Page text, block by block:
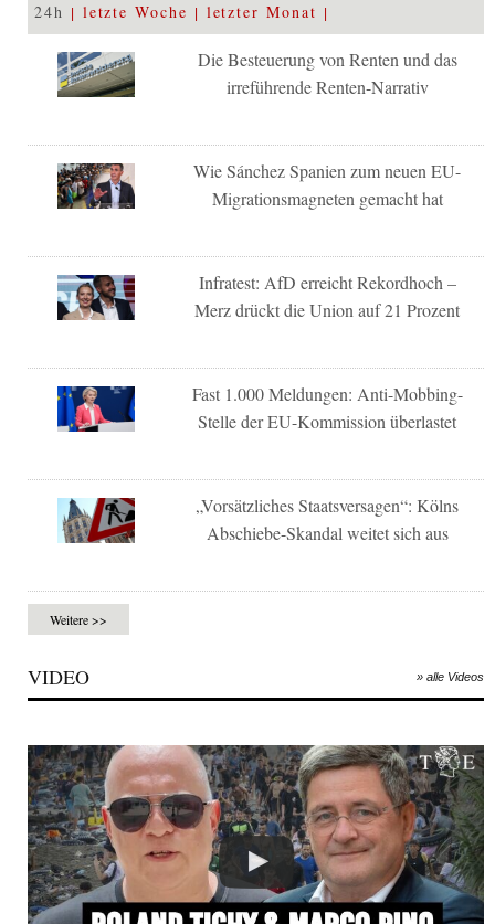
24h letzte Woche letzter Monat
Die Besteuerung von Renten und das
irreführende Renten-Narrativ
Wie Sánchez Spanien zum neuen EU-
Migrationsmagneten gemacht hat
Infratest: AfD erreicht Rekordhoch –
Merz drückt die Union auf 21 Prozent
Fast 1.000 Meldungen: Anti-Mobbing-
Stelle der EU-Kommission überlastet
„Vorsätzliches Staatsversagen“: Kölns
Abschiebe-Skandal weitet sich aus
Weitere >>
VIDEO » alle Videos